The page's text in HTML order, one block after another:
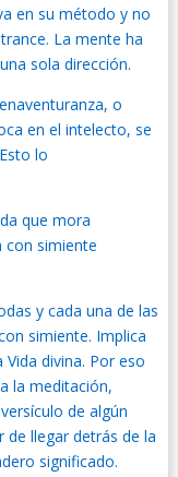
en su método y no
La mente ha
sola dirección.
o
en el intelecto, se
lo
que mora
con simiente
y cada una de las
simiente. Implica
divina. Por eso
la meditación,
de algún
de llegar detrás de la
significado.